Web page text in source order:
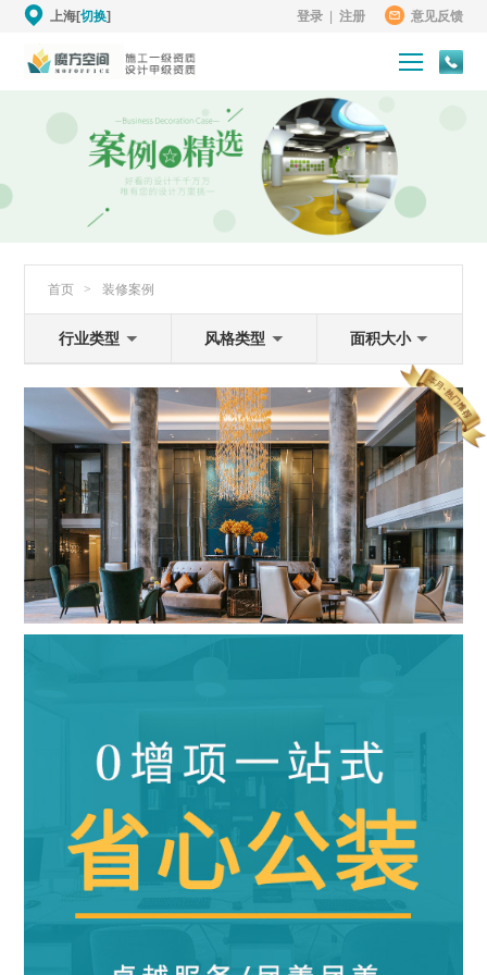
上海[切换] 登录 注册 意见反馈
首页 > 装修案例
行业类型 风格类型 面积大小
卓越铂尔曼酒店
五星级酒店 | 28000m² | 混搭风
查看详情 算算这么装修多少钱